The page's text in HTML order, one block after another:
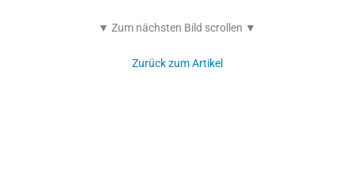
▼ Zum nächsten Bild scrollen ▼
Zurück zum Artikel